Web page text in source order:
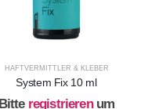
HAFTVERMITTLER & KLEBER
System Fix 10 ml
Bitte registrieren um